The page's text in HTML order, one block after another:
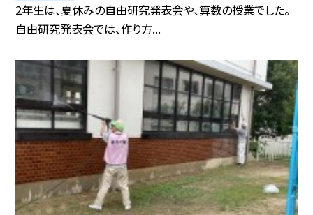
2年生は、夏休みの自由研究発表会や、算数の授業でした。
自由研究発表会では、作り方...